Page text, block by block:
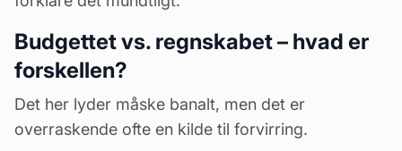
Budgettet vs. regnskabet – hvad er
forskellen?
Det her lyder måske banalt, men det er
overraskende ofte en kilde til forvirring.